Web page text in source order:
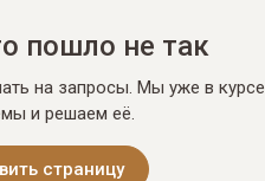
пошло не так
на запросы. Мы уже в курсе
и решаем её.
страницу